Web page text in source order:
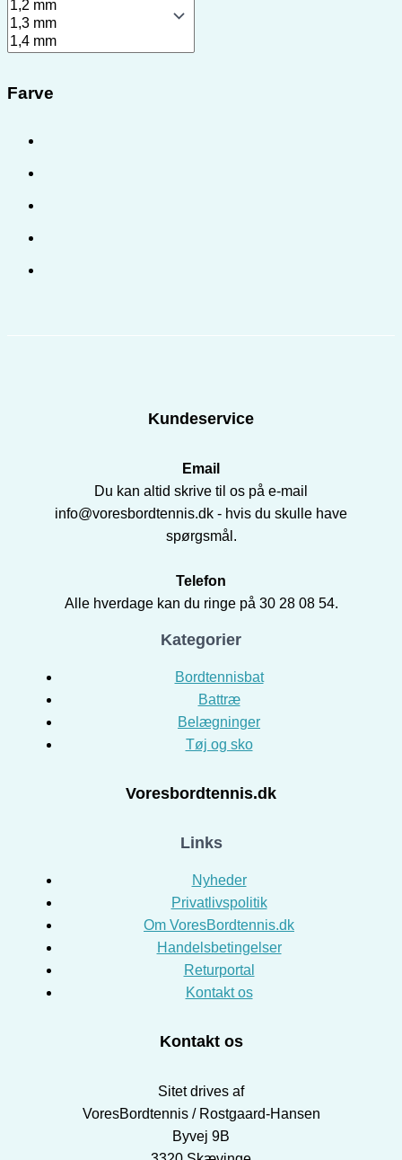
Farve
Kundeservice
Email
Du kan altid skrive til os på e-mail
info@voresbordtennis.dk - hvis du skulle have
spørgsmål.
Telefon
Alle hverdage kan du ringe på 30 28 08 54.
Kategorier
Bordtennisbat
Battræ
Belægninger
Tøj og sko
Voresbordtennis.dk
Links
Nyheder
Privatlivspolitik
Om VoresBordtennis.dk
Handelsbetingelser
Returportal
Kontakt os
Kontakt os
Sitet drives af
VoresBordtennis / Rostgaard-Hansen
Byvej 9B